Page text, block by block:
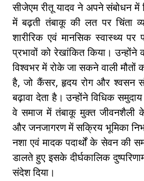
सीजेएम रीतू यादव ने अपने संबोधन
में बढ़ती तंबाकू की लत पर चिंता
शारीरिक एवं मानसिक स्वास्थ्य
प्रभावों को रेखांकित किया।
विश्वभर में रोके जा सकने वाली
है, जो कैंसर, हृदय रोग और श्वसन
बढ़ावा देता है। उन्होंने विधिक
वे समाज में तंबाकू मुक्त जीवनशैली
और जनजागरण में सक्रिय भूमिका
नशा एवं मादक पदार्थों के सेवन की
डालते हुए इसके दीर्घकालिक
संदेश दिया।